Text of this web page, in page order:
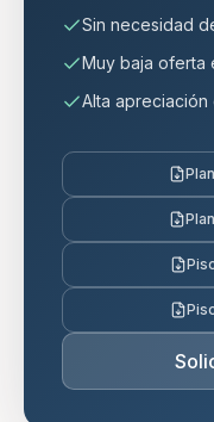
Sin necesidad
Muy baja oferta
Alta